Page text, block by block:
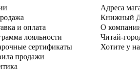
и оплата
лояльности
сертификаты
продажи
Адреса
Книжный
О
Читай-
Хотите у